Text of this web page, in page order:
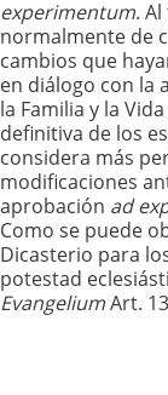
experimentum.
normalmente de
cambios que
en diálogo con la
la Familia y la
definitiva de los
considera más
modificaciones
aprobación ad
Como se puede
Dicasterio para
potestad
EvangeliumArt.